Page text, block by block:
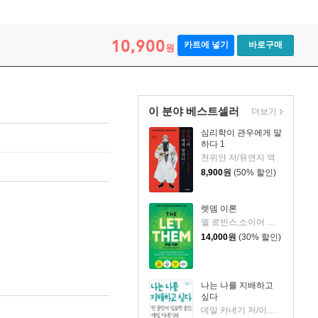
10,900원 카트에 넣기 바로구매
이 분야 베스트셀러
심리학이 관우에게 말
하다 1
천위안 저/유연지 역
8,900원 (50% 할인)
렛뎀 이론
멜 로빈스,소이어 로빈스 저/윤효원 역
14,000원 (30% 할인)
나는 나를 지배하고
싶다
데일 카네기 저/이정란 역
더보기